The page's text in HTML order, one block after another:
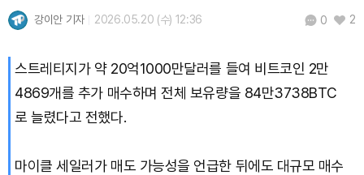
강이안 기자 2026.05.20 (수) 12:36 0 2
스트레티지가 약 20억1000만달러를 들여 비트코인 2만
4869개를 추가 매수하며 전체 보유량을 84만3738BTC
로 늘렸다고 전했다.
마이클 세일러가 매도 가능성을 언급한 뒤에도 대규모 매수